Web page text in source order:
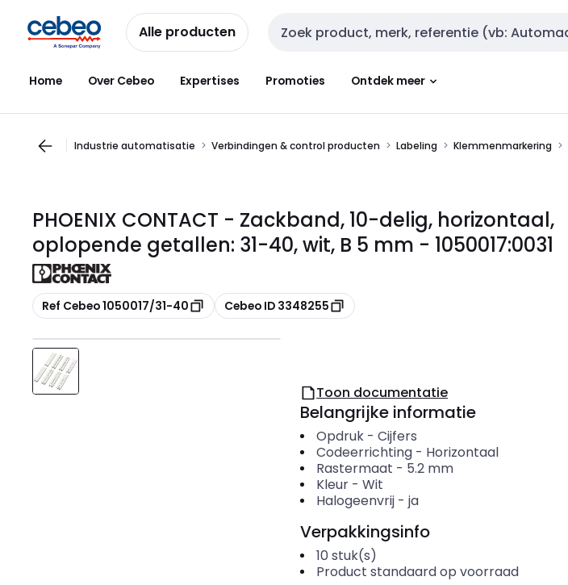
naar
navigatie
naar
inhoud
Alle producten Zoekveld invoer
Home Over Cebeo Expertises Promoties Ontdek meer
Industrie automatisatie Verbindingen & control producten Labeling Klemmenmarkering
PHOENIX CONTACT - Zackband, 10-delig, horizontaal,
oplopende getallen: 31-40, wit, B 5 mm - 1050017:0031
Kopiëren
Ref Cebeo 1050017/31-40 Kopiëren
Cebeo ID 3348255
Toon documentatie
Belangrijke informatie
Opdruk- Cijfers
Codeerrichting- Horizontaal
Rastermaat - 5.2 mm
Kleur- Wit
Halogeenvrij- ja
Verpakkingsinfo
10 stuk(s)
Product standaard op voorraad